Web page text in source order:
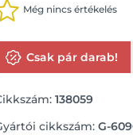
Még nincs értékelés
Csak pár darab!
138059
cikkszám: G-